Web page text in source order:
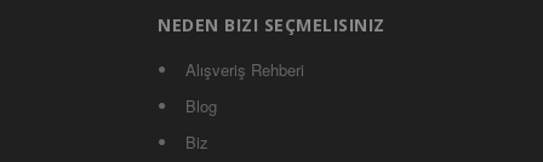
NEDEN BIZI SEÇMELISINIZ
Alışveriş Rehberi
Blog
Biz